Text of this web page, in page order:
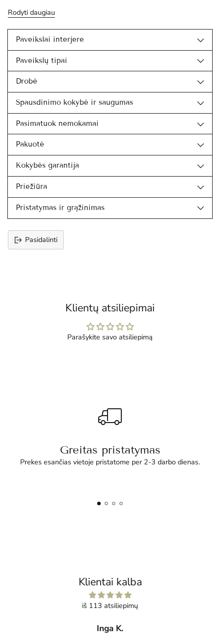
Rodyti daugiau
Paveikslai interjere
Paveikslų tipai
Drobė
Spausdinimo kokybė ir saugumas
Pasimatuok nemokamai
Pakuotė
Kokybės garantija
Priežiūra
Pristatymas ir grąžinimas
Pasidalinti
Klientų atsiliepimai
Parašykite savo atsiliepimą
Greitas pristatymas
Prekes esančias vietoje pristatome per 2-3 darbo dienas.
Klientai kalba
iš 113 atsiliepimų
Inga K.